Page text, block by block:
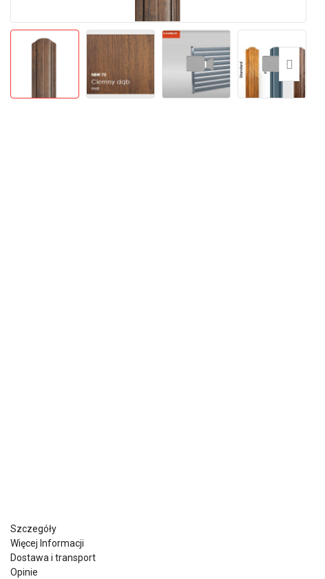
Szczegóły
Więcej Informacji
Dostawa i transport
Opinie